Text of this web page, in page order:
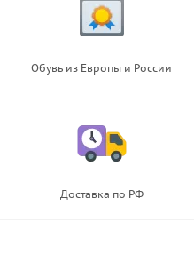
Обувь из Европы и России
Доставка по РФ